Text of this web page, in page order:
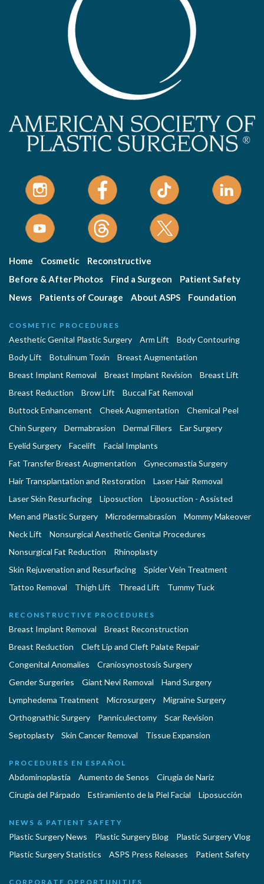
Home Cosmetic
Reconstructive
Before & After Photos
Find a Surgeon
Patient Safety
News
Patients of Courage About ASPS Foundation
COSMETIC PROCEDURES
Aesthetic Genital Plastic Surgery Arm Lift
Body Contouring
Body Lift
Botulinum Toxin
Breast Augmentation
Breast Implant Removal
Breast Implant Revision
Breast Lift
Breast Reduction
Brow Lift
Buccal Fat Removal
Buttock Enhancement
Cheek Augmentation
Chemical Peel
Chin Surgery
Dermabrasion Dermal Fillers
Ear Surgery
Eyelid Surgery
Facelift
Facial Implants
Fat Transfer Breast Augmentation
Gynecomastia Surgery
Hair Transplantation and Restoration
Laser Hair Removal
Laser Skin Resurfacing
Liposuction
Liposuction - Assisted
Men and Plastic Surgery
Microdermabrasion
Mommy Makeover
Neck Lift
Nonsurgical Aesthetic Genital Procedures
Nonsurgical Fat Reduction
Rhinoplasty
Skin Rejuvenation and Resurfacing
Spider Vein Treatment
Tattoo Removal
Thigh Lift Thread Lift Tummy Tuck
RECONSTRUCTIVE PROCEDURES
Breast Implant Removal
Breast Reconstruction
Breast Reduction
Cleft Lip and Cleft Palate Repair
Congenital Anomalies
Craniosynostosis Surgery
Gender Surgeries
Giant Nevi Removal
Hand Surgery
Lymphedema Treatment
Microsurgery
Migraine Surgery
Orthognathic Surgery
Panniculectomy
Scar Revision
Septoplasty
Skin Cancer Removal Tissue Expansion
PROCEDURES EN ESPAÑOL
Abdominoplastía Aumento de Senos
Cirugia de Naríz
Cirugía del Párpado
Estiramiento de la Piel Facial Liposucción
NEWS & PATIENT SAFETY
Plastic Surgery News Plastic Surgery Blog
Plastic Surgery Vlog
Plastic Surgery Statistics
ASPS Press Releases Patient Safety
CORPORATE OPPORTUNITIES